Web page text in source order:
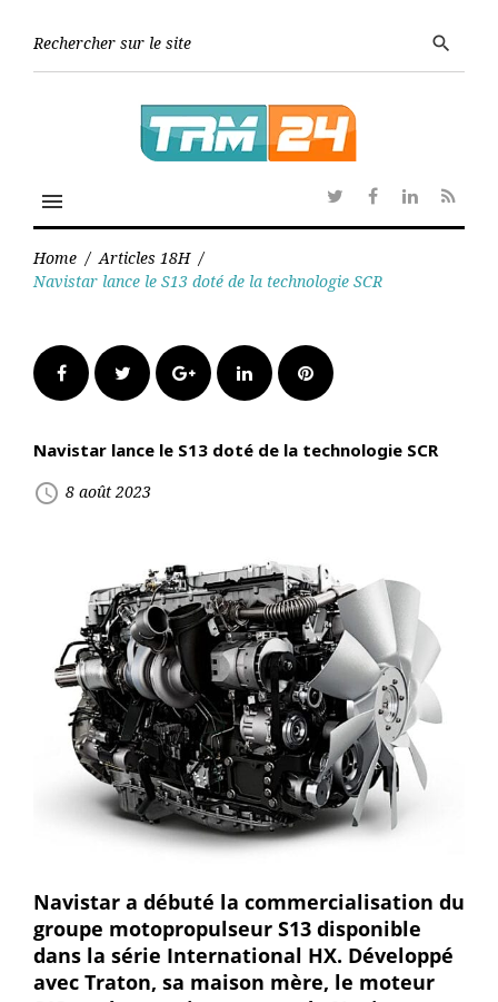
search
menu
TwitterFacebook
Linkedin
RSS
Home / Articles 18H /
Navistar lance le S13 doté de la technologie SCR
FacebookTwitter Google+LinkedInPinterest
Navistar lance le S13 doté de la technologie SCR
access_time 8 août 2023
Navistar a débuté la commercialisation du
groupe motopropulseur S13 disponible
dans la série International HX. Développé
avec Traton, sa maison mère, le moteur